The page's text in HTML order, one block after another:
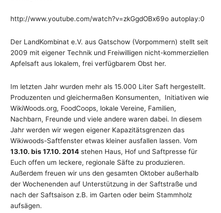
http://www.youtube.com/watch?v=zkGgdOBx69o autoplay:0
Der LandKombinat e.V. aus Gatschow (Vorpommern) stellt seit
2009 mit eigener Technik und Freiwilligen nicht-kommerziellen
Apfelsaft aus lokalem, frei verfügbarem Obst her.
Im letzten Jahr wurden mehr als 15.000 Liter Saft hergestellt.
Produzenten und gleichermaßen Konsumenten, Initiativen wie
WikiWoods.org, FoodCoops, lokale Vereine, Familien,
Nachbarn, Freunde und viele andere waren dabei. In diesem
Jahr werden wir wegen eigener Kapazitätsgrenzen das
Wikiwoods-Saftfenster etwas kleiner ausfallen lassen. Vom
13.10. bis 17.10. 2014 stehen Haus, Hof und Saftpresse für
Euch offen um leckere, regionale Säfte zu produzieren.
Außerdem freuen wir uns den gesamten Oktober außerhalb
der Wochenenden auf Unterstützung in der Saftstraße und
nach der Saftsaison z.B. im Garten oder beim Stammholz
aufsägen.